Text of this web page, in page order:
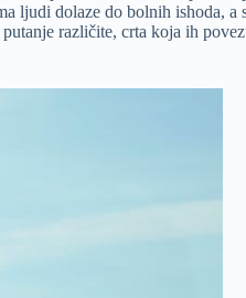
ljudi dolaze do bolnih ishoda,
različite, crta koja ih